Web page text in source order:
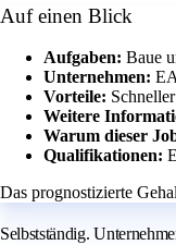
Auf einen Blick
Aufgaben: Baue
Unternehmen:
Vorteile:
Weitere
Warum dieser
Qualifikationen:
Das prognostizierte
Selbstständig.